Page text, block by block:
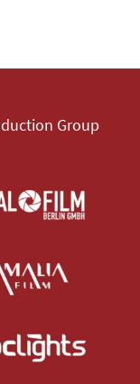
Group